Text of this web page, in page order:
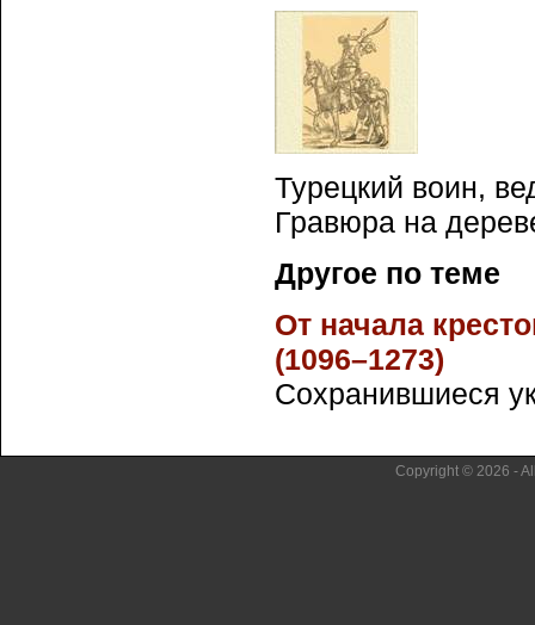
Турецкий воин,
Гравюра на
Другое по теме
От начала
(1096–1273)
Сохранившиеся
Copyright © 2026 -